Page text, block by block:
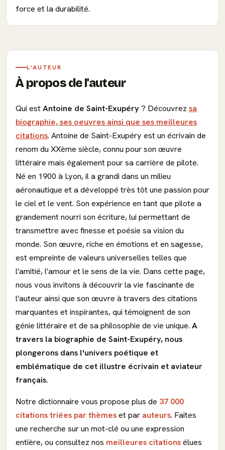
force et la durabilité.
L'AUTEUR
À propos de l'auteur
Qui estAntoine de Saint-Exupéry? Découvrez sa
biographie, ses oeuvres ainsi que ses meilleures
citations. Antoine de Saint-Exupéry est un écrivain de
renom du XXème siècle, connu pour son œuvre
littéraire mais également pour sa carrière de pilote.
Né en 1900 à Lyon, il a grandi dans un milieu
aéronautique et a développé très tôt une passion pour
le ciel et le vent. Son expérience en tant que pilote a
grandement nourri son écriture, lui permettant de
transmettre avec finesse et poésie sa vision du
monde. Son œuvre, riche en émotions et en sagesse,
est empreinte de valeurs universelles telles que
l'amitié, l'amour et le sens de la vie. Dans cette page,
nous vous invitons à découvrir la vie fascinante de
l'auteur ainsi que son œuvre à travers des citations
marquantes et inspirantes, qui témoignent de son
génie littéraire et de sa philosophie de vie unique. A
travers la biographie de Saint-Exupéry, nous
plongerons dans l'univers poétique et
emblématique de cet illustre écrivain et aviateur
français.
Notre dictionnaire vous propose plus de 37 000
citations triées par thèmeset par auteurs. Faites
une recherche sur un mot-clé ou une expression
entière, ou consultez nos meilleures citationsélues